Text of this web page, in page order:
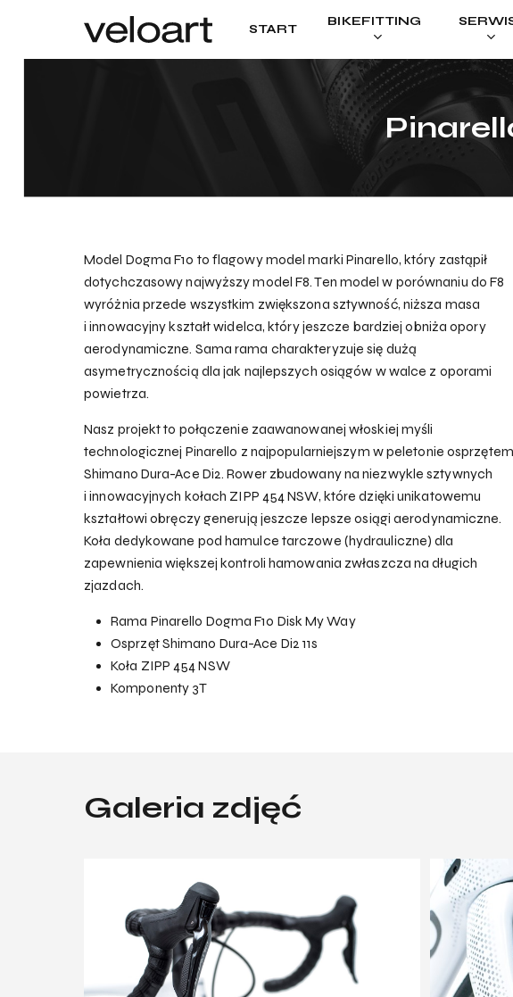
START
BIKEFITTING
Model Dogma F10 to flagowy model marki Pinarello, który zastąpił
dotychczasowy najwyższy model F8. Ten model w porównaniu do F8
wyróżnia przede wszystkim zwiększona sztywność, niższa masa
i innowacyjny kształt widelca, który jeszcze bardziej obniża opory
aerodynamiczne. Sama rama charakteryzuje się dużą
asymetrycznością dla jak najlepszych osiągów w walce z oporami
powietrza.
Nasz projekt to połączenie zaawanowanej włoskiej myśli
technologicznej Pinarello z najpopularniejszym w peletonie osprzętem
Shimano Dura-Ace Di2. Rower zbudowany na niezwykle sztywnych
i innowacyjnych kołach ZIPP 454 NSW, które dzięki unikatowemu
kształtowi obręczy generują jeszcze lepsze osiągi aerodynamiczne.
Koła dedykowane pod hamulce tarczowe (hydrauliczne) dla
zapewnienia większej kontroli hamowania zwłaszcza na długich
zjazdach.
Rama Pinarello Dogma F10 Disk My Way
Osprzęt Shimano Dura-Ace Di2 11s
Koła ZIPP 454 NSW
Komponenty 3T
Galeria zdjęć